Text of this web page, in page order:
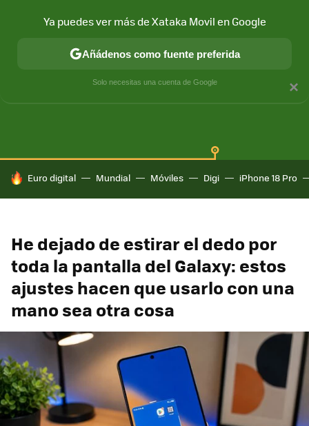
HOY SE HABLA DE
Euro digital Mundial Móviles Digi iPhone 18 Pro
He dejado de estirar el dedo por
toda la pantalla del Galaxy: estos
ajustes hacen que usarlo con una
mano sea otra cosa
×
Ya puedes ver más de Xataka Movil en Google
Añádenos como fuente preferida
Solo necesitas una cuenta de Google